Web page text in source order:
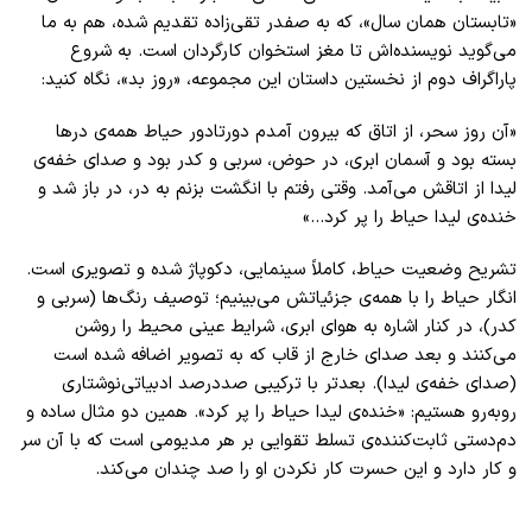
«تابستان همان سال»، که به صفدر تقی‌زاده تقدیم شده، هم به ما
می‌گوید نویسنده‌اش تا مغز استخوان کارگردان است. به شروع
پاراگراف دوم از نخستین داستان این مجموعه، «روز بد»، نگاه کنید:
«آن روز سحر، از اتاق که بیرون آمدم دورتادور حیاط همه‌ی درها
بسته بود و آسمان ابری، در حوض، سربی و کدر بود و صدای خفه‌ی
لیدا از اتاقش می‌آمد. وقتی رفتم با انگشت بزنم به در، در باز شد و
خنده‌ی لیدا حیاط را پر کرد…»
تشریح وضعیت حیاط، کاملاً سینمایی، دکوپاژ شده و تصویری ا‌ست.
انگار حیاط را با همه‌ی جزئیاتش می‌بینیم؛ توصیف رنگ‌ها (سربی و
کدر)، در کنار اشاره به هوای ابری، شرایط عینی محیط را روشن
می‌کنند و بعد صدای خارج از قاب که به تصویر اضافه شده است
(صدای خفه‌ی لیدا). بعدتر با ترکیبی صددرصد ادبیاتی‌نوشتاری
روبه‌رو هستیم: «خنده‌ی لیدا حیاط را پر کرد». همین دو مثال ساده و
دم‌دستی ثابت‌کننده‌ی تسلط تقوایی بر هر مدیومی ا‌ست که با آن سر
و کار دارد و این حسرت کار نکردن او را صد چندان می‌کند.